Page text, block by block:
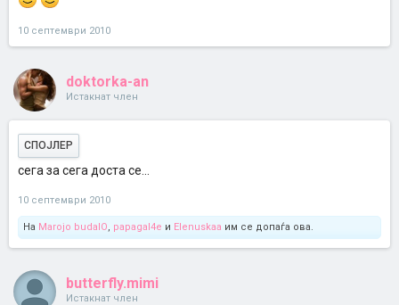
10 септември 2010
doktorka-an
Истакнат член
СПОЈЛЕР
сега за сега доста се...
10 септември 2010
На Marojo budalO, papagal4e и Elenuskaa им се допаѓа ова.
butterfly.mimi
Истакнат член